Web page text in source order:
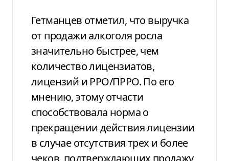
Гетманцев отметил, что выручка
от продажи алкоголя росла
значительно быстрее, чем
количество лицензиатов,
лицензий и РРО/ПРРО. По его
мнению, этому отчасти
способствовала норма о
прекращении действия лицензии
в случае отсутствия трех и более
чеков, подтверждающих продажу